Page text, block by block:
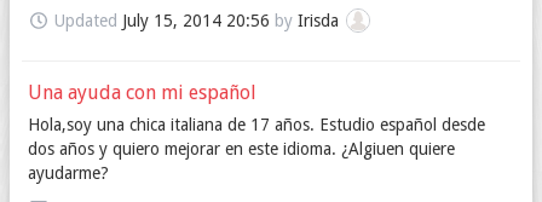
Updated July 15, 2014 20:56 by Irisda
Una ayuda con mi español
Hola,soy una chica italiana de 17 años. Estudio español desde
dos años y quiero mejorar en este idioma. ¿Algiuen quiere
ayudarme?